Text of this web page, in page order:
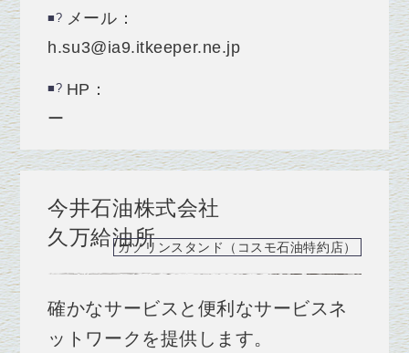
メール：
h.su3@ia9.itkeeper.ne.jp
HP：
ー
今井石油株式会社
久万給油所ガソリンスタンド（コスモ石油特約店）
確かなサービスと便利なサービスネ
ットワークを提供します。